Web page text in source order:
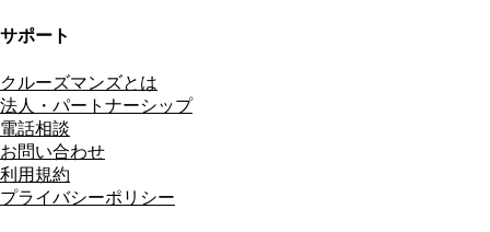
サポート
クルーズマンズとは
法人・パートナーシップ
電話相談
お問い合わせ
利用規約
プライバシーポリシー